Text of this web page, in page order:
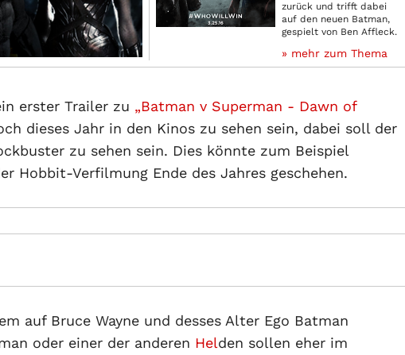
zurück und trifft dabei
auf den neuen Batman,
gespielt von Ben Affleck.
» mehr zum Thema
erster Trailer zu „Batman v Superman - Dawn of
dieses Jahr in den Kinos zu sehen sein, dabei soll der
zu sehen sein. Dies könnte zum Beispiel
Hobbit-Verfilmung Ende des Jahres geschehen.
auf Bruce Wayne und desses Alter Ego Batman
oder einer der anderen Helden sollen eher im